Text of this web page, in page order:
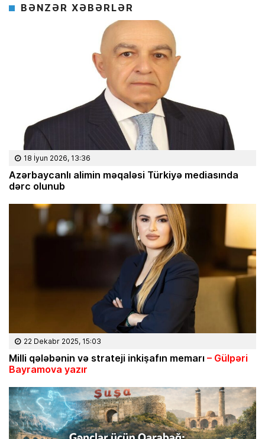
BƏNZƏR XƏBƏRLƏR
18 İyun 2026, 13:36
Azərbaycanlı alimin məqaləsi Türkiyə mediasında
dərc olunub
22 Dekabr 2025, 15:03
Milli qələbənin və strateji inkişafın memarı– Gülpəri
Bayramova yazır